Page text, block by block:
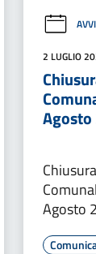
2 LUGLIO
Agosto